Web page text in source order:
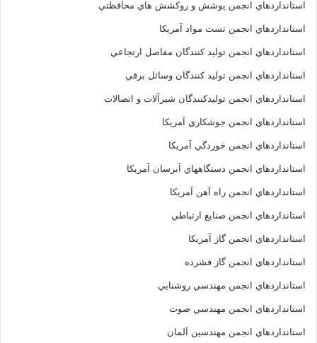
استانداردهاي انجمن پوشش و روکشش هاي محافظتي
استانداردهاي انجمن تست مواد آمريکا
استانداردهاي انجمن توليد کنندگان مفاصل ارتجاعي
استانداردهاي انجمن توليد کنندگان وسائل برقي
استانداردهاي انجمن توليدکنندگان شيرآلات و اتصالات
استانداردهاي انجمن جوشکاري آمريکا
استانداردهاي انجمن خوردگي آمريکا
استانداردهاي انجمن دستگاههاي آبرسان آمريکا
استانداردهاي انجمن راه آهن آمريکا
استانداردهاي انجمن صنايع ارتباطي
استانداردهاي انجمن گاز آمريکا
استانداردهاي انجمن گاز فشرده
استانداردهاي انجمن مهندسي روشنايي
استانداردهاي انجمن مهندسي صوت
استانداردهاي انجمن مهندسين آلمان